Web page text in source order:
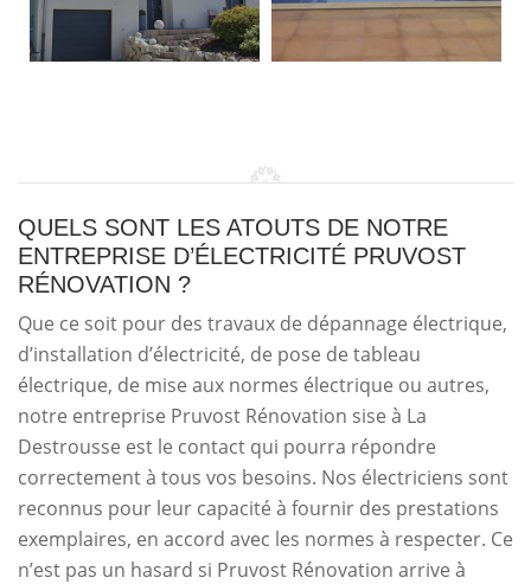
QUELS SONT LES ATOUTS DE NOTRE
ENTREPRISE D’ÉLECTRICITÉ PRUVOST
RÉNOVATION ?
Que ce soit pour des travaux de dépannage électrique,
d’installation d’électricité, de pose de tableau
électrique, de mise aux normes électrique ou autres,
notre entreprise Pruvost Rénovation sise à La
Destrousse est le contact qui pourra répondre
correctement à tous vos besoins. Nos électriciens sont
reconnus pour leur capacité à fournir des prestations
exemplaires, en accord avec les normes à respecter. Ce
n’est pas un hasard si Pruvost Rénovation arrive à